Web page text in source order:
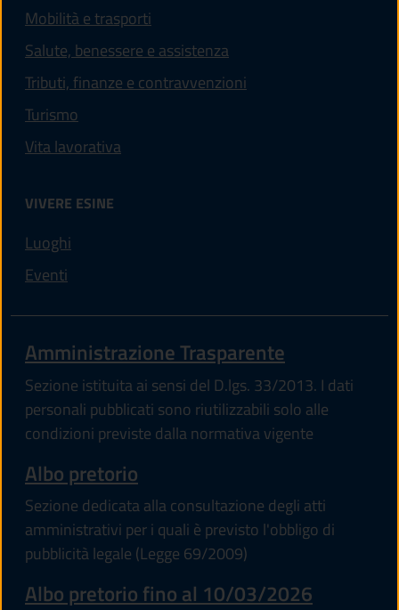
Mobilità e trasporti
Salute, benessere e assistenza
Tributi, finanze e contravvenzioni
Turismo
Vita lavorativa
VIVERE ESINE
Luoghi
Eventi
Amministrazione Trasparente
Sezione istituita ai sensi del D.lgs. 33/2013. I dati
personali pubblicati sono riutilizzabili solo alle
condizioni previste dalla normativa vigente
Albo pretorio
Sezione dedicata alla consultazione degli atti
amministrativi per i quali è previsto l'obbligo di
pubblicità legale (Legge 69/2009)
Albo pretorio fino al 10/03/2026